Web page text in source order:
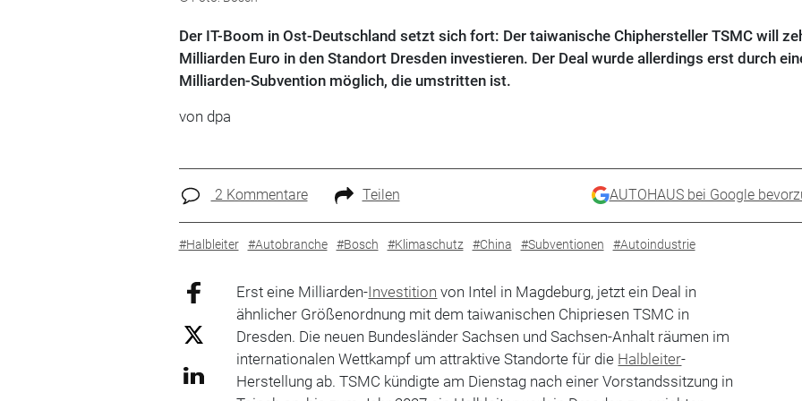
Der IT-Boom in Ost-Deutschland setzt sich fort: Der taiwanische Chiphersteller TSMC will
Milliarden Euro in den Standort Dresden investieren. Der Deal wurde allerdings erst durch
Milliarden-Subvention möglich, die umstritten ist.
von dpa
2 Kommentare Teilen AUTOHAUS bei Google
#Halbleiter #Autobranche #Bosch #Klimaschutz #China #Subventionen #Autoindustrie
Erst eine Milliarden-Investition von Intel in Magdeburg, jetzt ein Deal in
ähnlicher Größenordnung mit dem taiwanischen Chipriesen TSMC in
Dresden. Die neuen Bundesländer Sachsen und Sachsen-Anhalt räumen im
internationalen Wettkampf um attraktive Standorte für die Halbleiter-
Herstellung ab. TSMC kündigte am Dienstag nach einer Vorstandssitzung in